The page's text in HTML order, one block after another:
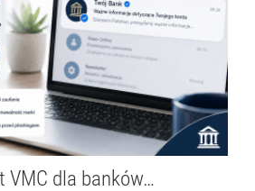
dla banków…